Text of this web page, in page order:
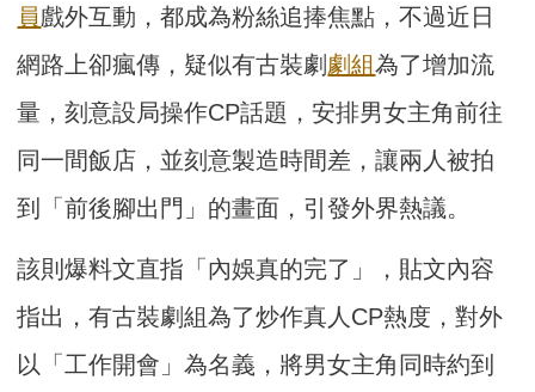
員戲外互動，都成為粉絲追捧焦點，不過近日
網路上卻瘋傳，疑似有古裝劇 劇組為了增加流
量，刻意設局操作CP話題，安排男女主角前往
同一間飯店，並刻意製造時間差，讓兩人被拍
到「前後腳出門」的畫面，引發外界熱議。
該則爆料文直指「內娛真的完了」，貼文內容
指出，有古裝劇組為了炒作真人CP熱度，對外
以「工作開會」為名義，將男女主角同時約到